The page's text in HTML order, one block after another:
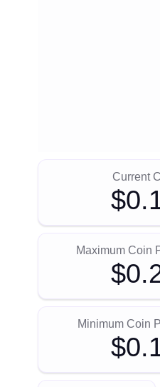
Current
Maximum Coin
Minimum Coin